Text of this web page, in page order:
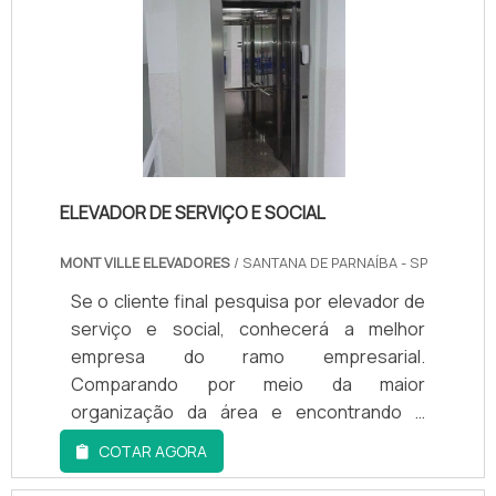
ELEVADOR DE SERVIÇO E SOCIAL
MONT VILLE ELEVADORES / SANTANA DE PARNAÍBA - SP
Se o cliente final pesquisa por elevador de
serviço e social, conhecerá a melhor
empresa do ramo empresarial.
Comparando por meio da maior
organização da área e encontrando a
melhor em qualidade e custo
benefício.Quando o quesito é elevador de
COTAR AGORA